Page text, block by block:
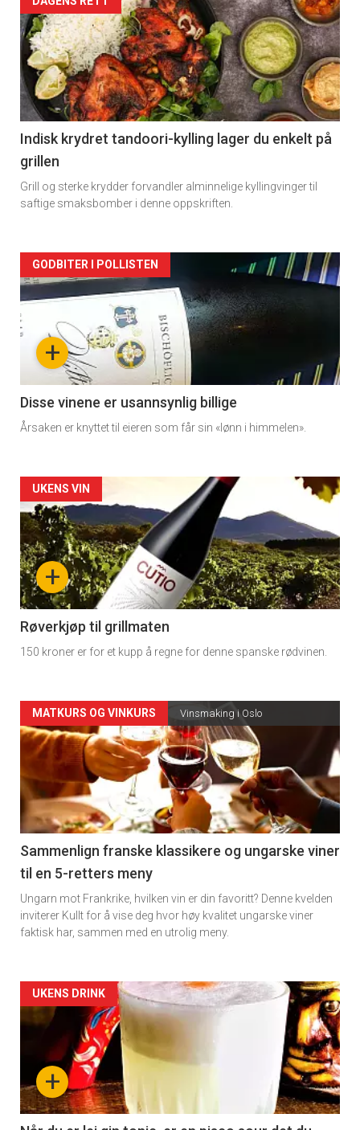
akkurat
nå
-
2
Indisk krydret tandoori-kylling lager du enkelt på
grillen
Grill og sterke krydder forvandler alminnelige kyllingvinger til
saftige smaksbomber i denne oppskriften.
Forsiden
akkurat
nå
3
+
GODBITER I POLLISTEN
Disse vinene er usannsynlig billige
Årsaken er knyttet til eieren som får sin «lønn i himmelen».
Forsiden
akkurat
nå
-
4
+
UKENS VIN
Røverkjøp til grillmaten
150 kroner er for et kupp å regne for denne spanske rødvinen.
Forsiden
akkurat
nå
-
5
MATKURS OG VINKURS Vinsmaking i Oslo
Sammenlign franske klassikere og ungarske viner
til en 5-retters meny
Ungarn mot Frankrike, hvilken vin er din favoritt? Denne kvelden
inviterer Kullt for å vise deg hvor høy kvalitet ungarske viner
faktisk har, sammen med en utrolig meny.
Forsiden
akkurat
nå
-
+
UKENS DRINK